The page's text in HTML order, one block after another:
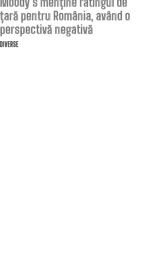
țară pentru România, având o
perspectivă negativă
DIVERSE